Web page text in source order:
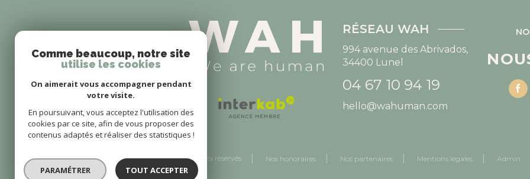
RÉSEAU WAH
994 avenue des Abrivados,
34400 Lunel
04 67 10 94 19
hello@wahuman.com
© 2026 | Tous droits réservés Nos honoraires Nos partenaires Mentions légales Admin
Comme beaucoup, notre site
utilise les cookies
On aimerait vous accompagner pendant
votre visite.
En poursuivant, vous acceptez l'utilisation des
cookies par ce site, afin de vous proposer des
contenus adaptés et réaliser des statistiques !
PARAMÉTRER TOUT ACCEPTER